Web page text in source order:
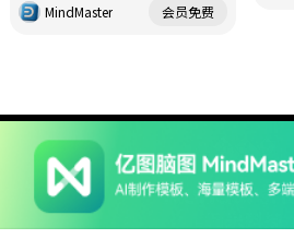
MindMaster
会员免费